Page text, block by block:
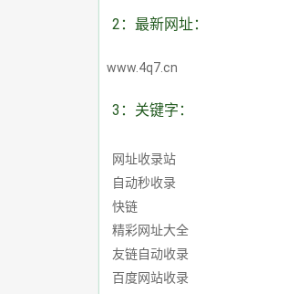
2：最新网址：
www.4q7.cn
3：关键字：
网址收录站
自动秒收录
快链
精彩网址大全
友链自动收录
百度网站收录